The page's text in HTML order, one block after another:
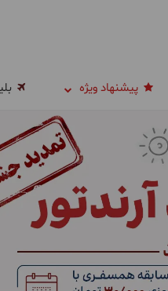
پیشنهاد ویژه